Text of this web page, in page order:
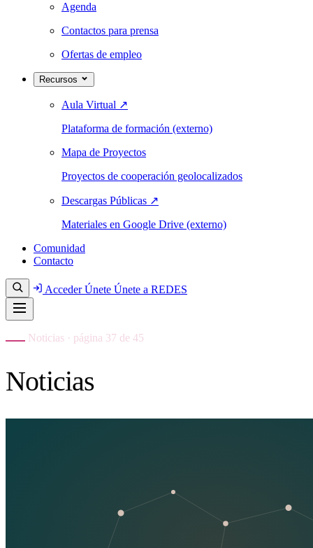
Agenda
Contactos para prensa
Ofertas de empleo
Recursos
Aula Virtual ↗
Plataforma de formación (externo)
Mapa de Proyectos
Proyectos de cooperación geolocalizados
Descargas Públicas ↗
Materiales en Google Drive (externo)
Comunidad
Contacto
AccederÚnete Únete a REDES
Noticias · página 37 de 45
Noticias